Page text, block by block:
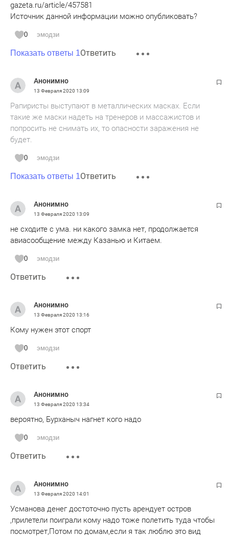
gazeta.ru/article/457581
Источник данной информации можно опубликовать?
0 эмодзи
Показать ответы 1Ответить
Анонимно
13 Февраля 2020 13:09
Рапиристы выступают в металлических масках. Если
такие же маски надеть на тренеров и массажистов и
попросить не снимать их, то опасности заражения не
будет.
0 эмодзи
Показать ответы 1Ответить
Анонимно
13 Февраля 2020 13:09
не сходите с ума. ни какого замка нет, продолжается
авиасообщение между Казанью и Китаем.
0 эмодзи
Ответить
Анонимно
13 Февраля 2020 13:16
Кому нужен этот спорт
0 эмодзи
Ответить
Анонимно
13 Февраля 2020 13:34
вероятно, Бурханыч нагнет кого надо
0 эмодзи
Ответить
Анонимно
13 Февраля 2020 14:01
Усманова денег достоточно пусть арендует остров
,прилетели поиграли кому надо тоже полетить туда чтобы
посмотрет,Потом по домам,если я так люблю это вид